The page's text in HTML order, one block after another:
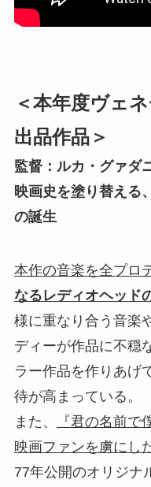
＜本年度ヴェ
出品作品＞
監督：ルカ・グァダ
映画史を塗り替える
の誕生
本作の音楽を全プロ
なるレディオヘッド
様に重なり合う音楽
ディーが作品に不穏
ラー作品を作りあげ
待が高まっている。
また、
『君の名前で
映画ファンを虜にし
77年公開のオリジナ